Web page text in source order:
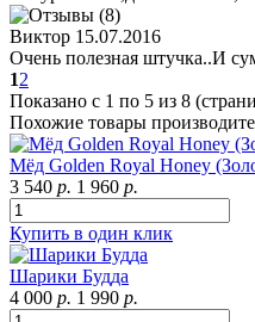
Виктор 15.07.2016
Очень полезная штучка..И
12
Показано с 1 по 5 из 8
Похожие товары
Мёд Golden Royal Honey
3 540 р. 1 960 р.
Купить в один клик
Шарики Будда
4 000 р. 1 990 р.